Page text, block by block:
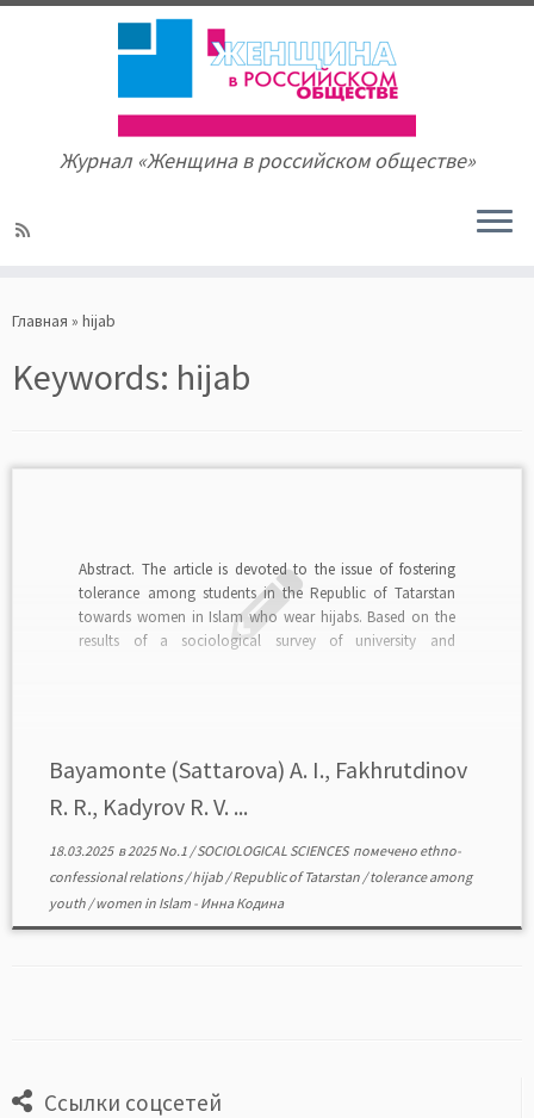
to
Журнал «Женщина в российском обществе»
Главная » hijab
Keywords: hijab
Abstract. The article is devoted to the issue of fostering
tolerance among students in the Republic of Tatarstan
towards women in Islam who wear hijabs. Based on the
results of a sociological survey of university and
Bayamonte (Sattarova) A. I., Fakhrutdinov
R. R., Kadyrov R. V. ...
18.03.2025в2025 No.1 /SOCIOLOGICAL SCIENCES помечено ethno-
confessional relations/hijab /Republic of Tatarstan /tolerance among
youth /women in Islam - Инна Кодина
Ссылки соцсетей